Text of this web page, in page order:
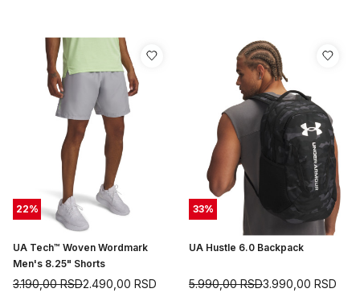
22%
UA Tech™ Woven Wordmark
Men's 8.25" Shorts
2.490,00 RSD
3.190,00RSD
33%
UA Hustle 6.0 Backpack
3.990,00 RSD
5.990,00RSD